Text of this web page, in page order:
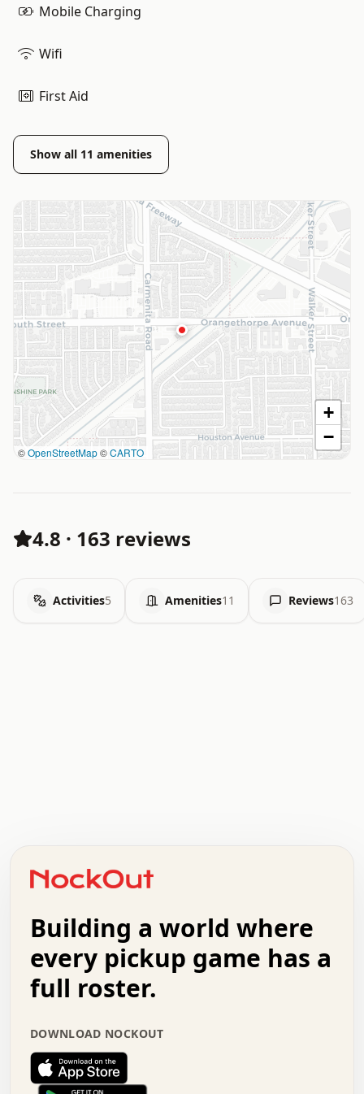
Mobile Charging
Wifi
First Aid
Show all 11 amenities
©OpenStreetMap©CARTO
+
−
4.8 · 163 reviews
Activities5 Amenities11 Reviews163
+   .   .   .   .   .   .   .   .   .   +   .   .
.   .   .   .   .   .   .   .   .   .   .   :   .
.   .   .   .   +   .   .   .   .   .   .   .   +
.   :   .   .   .   .   .   .   .   .   o   .   .
.   .   x   .   .   .   .   .   .   :   .   .   o
.   .   .   .   :   .   .   .   .   o   .   .   .
.   .   .   .   .   .   .   :   .   .   .   .   .
.   .   .   .   .   .   .   +   .   .   x   .   .
.   .   .   .   .   :   +   .   .   .   .   .   o
.   .   .   .   .   .   .   .   .   .   .   .   .
Building a world where
every pickup game has a
full roster.
DOWNLOAD NOCKOUT